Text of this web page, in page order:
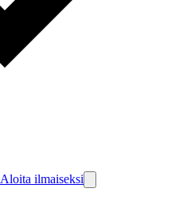
Aloita ilmaiseksi